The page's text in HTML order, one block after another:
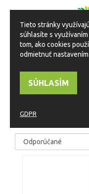
Toggle
navigation
Tieto stránky
súhlasíte s
tom, ako cookies
odmietnuť
SÚHLASÍM
GDPR